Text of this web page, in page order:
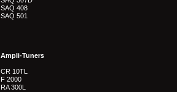
SAQ 408
SAQ 501
Ampli-Tuners
CR 10TL
F 2000
RA 300L